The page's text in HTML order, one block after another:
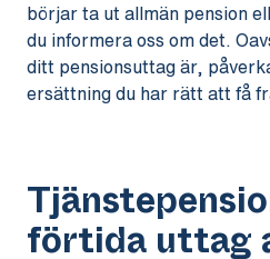
börjar ta ut allmän pension
du informera oss om det.
ditt pensionsuttag är,
ersättning du har rätt att få
förtida uttag